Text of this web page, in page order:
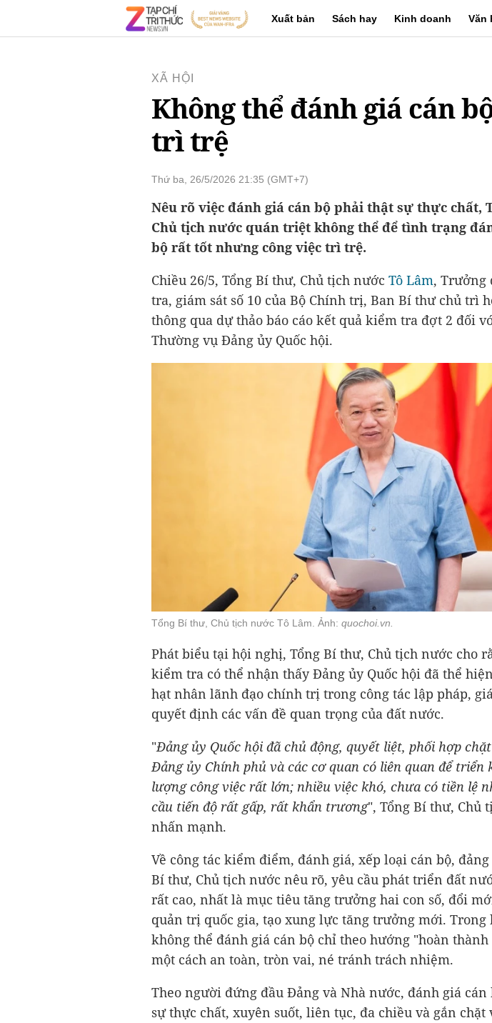
Xuất bản Sách hay Kinh doanh Văn
XÃ HỘI
Không thể đánh giá cán
trì trệ
Thứ ba, 26/5/2026 21:35 (GMT+7)
Nêu rõ việc đánh giá cán bộ phải thật sự thực chất,
Chủ tịch nước quán triệt không thể để tình trạng
bộ rất tốt nhưng công việc trì trệ.
Chiều 26/5, Tổng Bí thư, Chủ tịch nước Tô Lâm, Trưởng
tra, giám sát số 10 của Bộ Chính trị, Ban Bí thư chủ trì
thông qua dự thảo báo cáo kết quả kiểm tra đợt 2 đối
Thường vụ Đảng ủy Quốc hội.
Tổng Bí thư, Chủ tịch nước Tô Lâm. Ảnh: quochoi.vn.
Phát biểu tại hội nghị, Tổng Bí thư, Chủ tịch nước cho
kiểm tra có thể nhận thấy Đảng ủy Quốc hội đã thể
hạt nhân lãnh đạo chính trị trong công tác lập pháp,
quyết định các vấn đề quan trọng của đất nước.
"Đảng ủy Quốc hội đã chủ động, quyết liệt, phối hợp
Đảng ủy Chính phủ và các cơ quan có liên quan để triển
lượng công việc rất lớn; nhiều việc khó, chưa có tiền lệ
cầu tiến độ rất gấp, rất khẩn trương", Tổng Bí thư, Chủ
nhấn mạnh.
Về công tác kiểm điểm, đánh giá, xếp loại cán bộ,
Bí thư, Chủ tịch nước nêu rõ, yêu cầu phát triển đất
rất cao, nhất là mục tiêu tăng trưởng hai con số, đổi
quản trị quốc gia, tạo xung lực tăng trưởng mới. Trong
không thể đánh giá cán bộ chỉ theo hướng "hoàn
một cách an toàn, tròn vai, né tránh trách nhiệm.
Theo người đứng đầu Đảng và Nhà nước, đánh giá cán
sự thực chất, xuyên suốt, liên tục, đa chiều và gắn chặt